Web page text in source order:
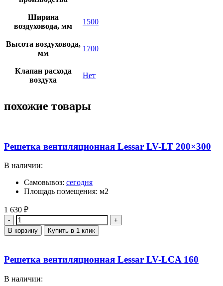
Ширина
воздуховода, мм
1500
Высота воздуховода,
мм
1700
Клапан расхода
воздуха
Нет
похожие товары
Решетка вентиляционная Lessar LV-LT 200×300
В наличии:
Самовывоз: сегодня
Площадь помещения: м2
1 630 ₽
Количество
В корзину Купить в 1 клик
Решетка вентиляционная Lessar LV-LCA 160
В наличии: